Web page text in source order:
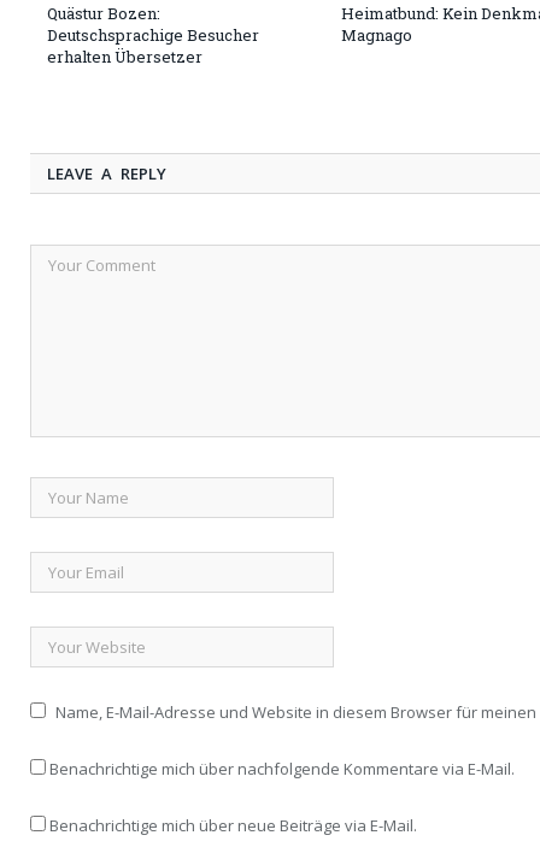
Quästur Bozen:
Deutschsprachige Besucher
erhalten Übersetzer
Heimatbund: Kein
Magnago
LEAVE A REPLY
Name, E-Mail-Adresse und Website in diesem Browser für
Benachrichtige mich über nachfolgende Kommentare via E-Mail.
Benachrichtige mich über neue Beiträge via E-Mail.